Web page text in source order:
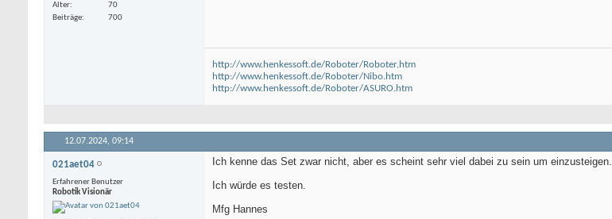
Alter
70
Beiträge
700
http://www.henkessoft.de/Roboter/Roboter.htm
http://www.henkessoft.de/Roboter/Nibo.htm
http://www.henkessoft.de/Roboter/ASURO.htm
12.07.2024, 09:14
021aet04
Erfahrener Benutzer
Robotik Visionär
Ich kenne das Set zwar nicht, aber es scheint sehr viel dabei zu sein um einzusteigen.
Ich würde es testen.
Mfg Hannes